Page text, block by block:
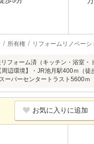
所有権 リフォームリノベーシ
フォーム済（キッチン・浴室
辺環境】・JR池月駅400ｍ（
ーパーセンタートラスト5600ｍ
お気に入りに追加